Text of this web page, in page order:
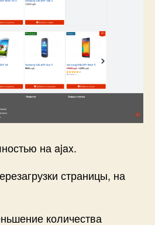
на ajax.
страницы, на
количества